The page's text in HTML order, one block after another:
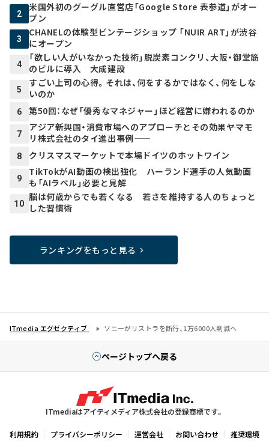
2
米国外初のグーグル直営店「Google Store 表参道」がオー
プン
3
CHANELの体験型ビンテージショップ 「NUIR ART」が渋谷
にオープン
4
「欲しい人がいなかった技術」脱炭素コンクリ、大阪・御堂筋
のビルに導入 大成建設
5
すごい上司の心得。それは、何をするかではなく、何をしな
いのか
6 第50回：なぜ「優秀なマネジャー」ほど経営に嫌われるのか
7
アジア新興国・消費市場へのアプローチとその効果――ヤマモ
リ株式会社のタイ進出事例――
8 クリスマスマーケットで本場ドイツのホットワイン
9
TikTokがAI動画の検出強化 ハーランド選手の人気動画
も「AIラベル」必要と見解
10
脳は何歳からでも若くなる 若さを維持する人のちょっと
した習慣術
ランキングをもっと見る
ITmedia エグゼクティブ ソニーがリストラを断行、1万6000人削減へ
ページトップへ戻る
ITmediaはアイティメディア株式会社の登録商標です。
利用規約 プライバシーポリシー 運営会社 お問い合わせ 推奨環境